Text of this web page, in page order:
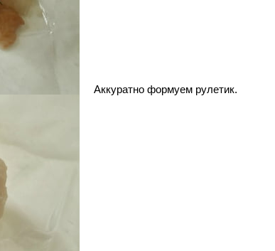
Аккуратно формуем рулетик.